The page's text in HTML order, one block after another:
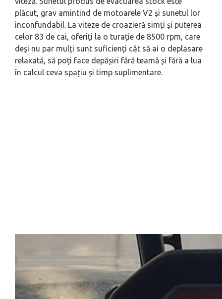
plăcut, grav amintind de motoarele V2 și sunetul lor
inconfundabil. La viteze de croazieră simți și puterea
celor 83 de cai, oferiți la o turație de 8500 rpm, care
deși nu par mulți sunt suficienți cât să ai o deplasare
relaxată, să poți face depășiri fără teamă și fără a lua
în calcul ceva spațiu și timp suplimentare.